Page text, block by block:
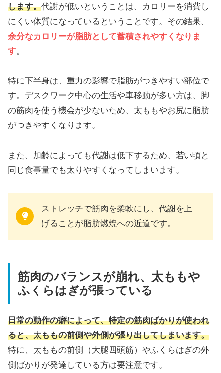
します。代謝が低いということは、カロリーを消費し
にくい体質になっているということです。その結果、
余分なカロリーが脂肪として蓄積されやすくなりま
す。
特に下半身は、重力の影響で脂肪がつきやすい部位で
す。デスクワーク中心の生活や車移動が多い方は、脚
の筋肉を使う機会が少ないため、太ももやお尻に脂肪
がつきやすくなります。
また、加齢によっても代謝は低下するため、若い頃と
同じ食事量でも太りやすくなってしまいます。
ストレッチで筋肉を柔軟にし、代謝を上
げることが脂肪燃焼への近道です。
筋肉のバランスが崩れ、太ももや
ふくらはぎが張っている
日常の動作の癖によって、特定の筋肉ばかりが使われ
ると、太ももの前側や外側が張り出してしまいます。
特に、太ももの前側（大腿四頭筋）やふくらはぎの外
側ばかりが発達している方は要注意です。